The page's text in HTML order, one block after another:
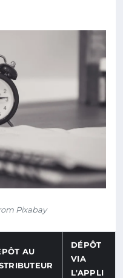
Pixabay
AU
DÉPÔT
VIA
L'APPLI